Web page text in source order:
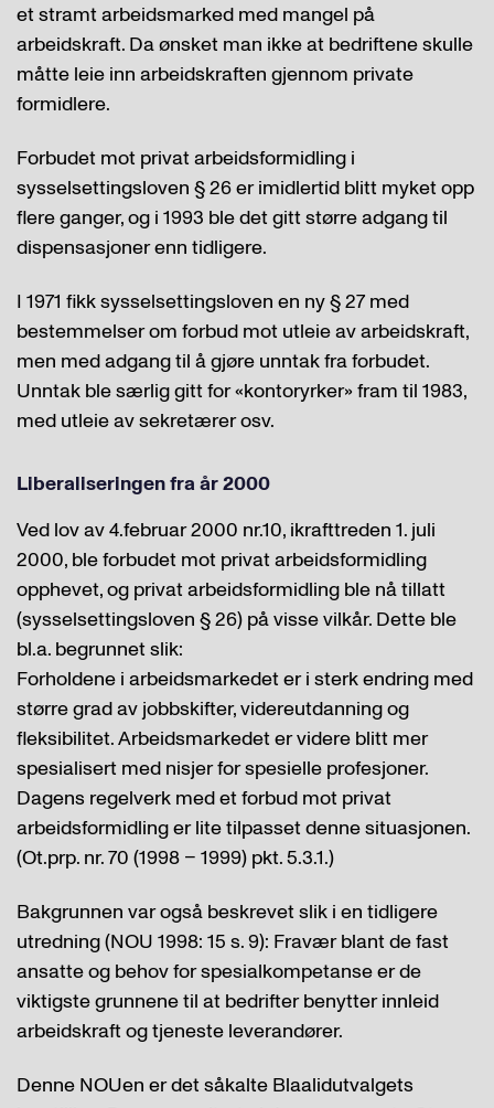
et stramt arbeidsmarked med mangel på
arbeidskraft. Da ønsket man ikke at bedriftene skulle
måtte leie inn arbeidskraften gjennom private
formidlere.
Forbudet mot privat arbeidsformidling i
sysselsettingsloven § 26 er imidlertid blitt myket opp
flere ganger, og i 1993 ble det gitt større adgang til
dispensasjoner enn tidligere.
I 1971 fikk sysselsettingsloven en ny § 27 med
bestemmelser om forbud mot utleie av arbeidskraft,
men med adgang til å gjøre unntak fra forbudet.
Unntak ble særlig gitt for «kontoryrker» fram til 1983,
med utleie av sekretærer osv.
Liberaliseringen fra år 2000
Ved lov av 4.februar 2000 nr.10, ikrafttreden 1. juli
2000, ble forbudet mot privat arbeidsformidling
opphevet, og privat arbeidsformidling ble nå tillatt
(sysselsettingsloven § 26) på visse vilkår. Dette ble
bl.a. begrunnet slik:
Forholdene i arbeidsmarkedet er i sterk endring med
større grad av jobbskifter, videreutdanning og
fleksibilitet. Arbeidsmarkedet er videre blitt mer
spesialisert med nisjer for spesielle profesjoner.
Dagens regelverk med et forbud mot privat
arbeidsformidling er lite tilpasset denne situasjonen.
(Ot.prp. nr. 70 (1998 – 1999) pkt. 5.3.1.)
Bakgrunnen var også beskrevet slik i en tidligere
utredning (NOU 1998: 15 s. 9): Fravær blant de fast
ansatte og behov for spesialkompetanse er de
viktigste grunnene til at bedrifter benytter innleid
arbeidskraft og tjeneste leverandører.
Denne NOUen er det såkalte Blaalidutvalgets